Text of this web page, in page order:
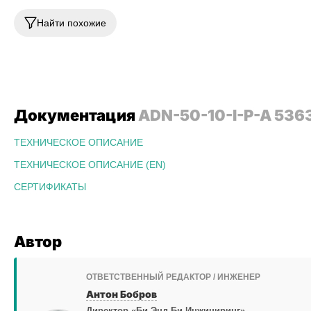
Найти похожие
Документация ADN-50-10-I-P-A
ТЕХНИЧЕСКОЕ ОПИСАНИЕ
ТЕХНИЧЕСКОЕ ОПИСАНИЕ (EN)
СЕРТИФИКАТЫ
Автор
ОТВЕТСТВЕННЫЙ РЕДАКТОР / ИНЖЕНЕР
Антон Бобров